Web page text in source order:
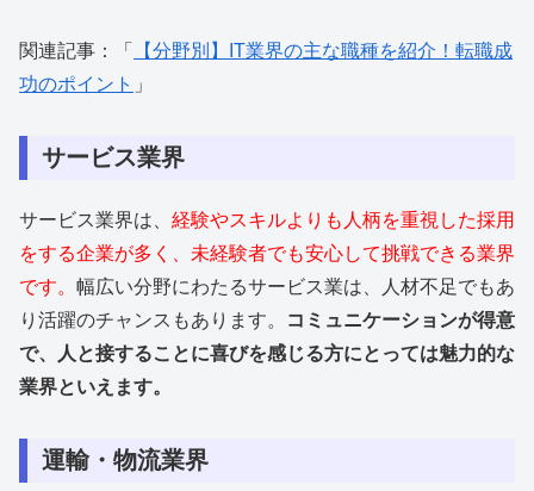
関連記事：「
【分野別】IT業界の主な職種を紹介！転職成
功のポイント 」
サービス業界
サービス業界は、 経験やスキルよりも人柄を重視した採用
をする企業が多く、未経験者でも安心して挑戦できる業界
です。 幅広い分野にわたるサービス業は、人材不足でもあ
り活躍のチャンスもあります。
コミュニケーションが得意
で、人と接することに喜びを感じる方にとっては魅力的な
業界といえます。
運輸・物流業界